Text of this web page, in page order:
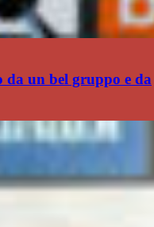
un bel gruppo e da